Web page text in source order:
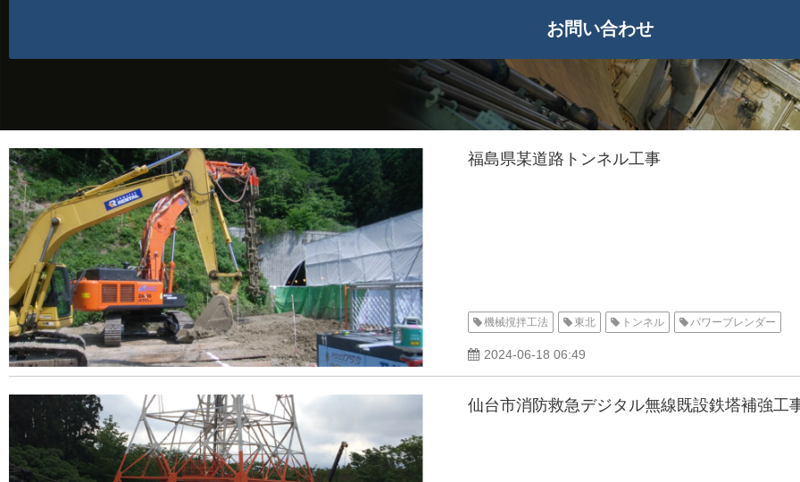
お問い合わせ
福島県某道路トンネル工事
機械撹拌工法 東北 トンネル パワーブレンダー
2024-06-18 06:49
仙台市消防救急デジタル無線既設鉄塔補強工